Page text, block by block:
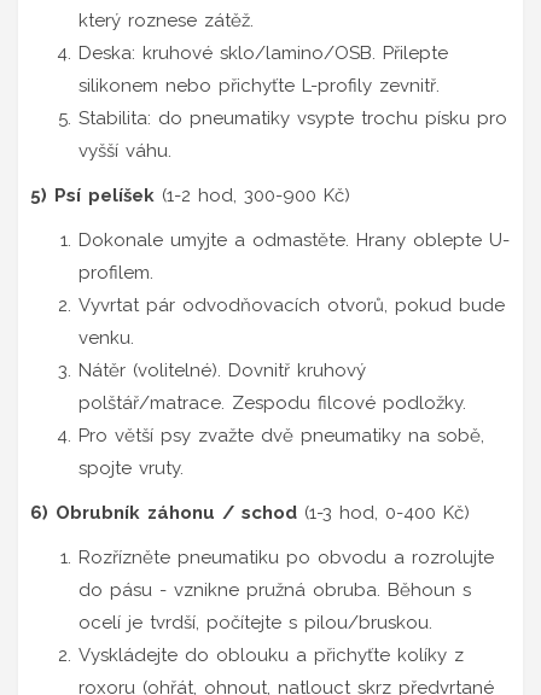
který roznese zátěž.
Deska: kruhové sklo/lamino/OSB. Přilepte
silikonem nebo přichyťte L-profily zevnitř.
Stabilita: do pneumatiky vsypte trochu písku pro
vyšší váhu.
5) Psí pelíšek (1-2 hod, 300-900 Kč)
Dokonale umyjte a odmastěte. Hrany oblepte U-
profilem.
Vyvrtat pár odvodňovacích otvorů, pokud bude
venku.
Nátěr (volitelné). Dovnitř kruhový
polštář/matrace. Zespodu filcové podložky.
Pro větší psy zvažte dvě pneumatiky na sobě,
spojte vruty.
6) Obrubník záhonu / schod (1-3 hod, 0-400 Kč)
Rozřízněte pneumatiku po obvodu a rozrolujte
do pásu - vznikne pružná obruba. Běhoun s
ocelí je tvrdší, počítejte s pilou/bruskou.
Vyskládejte do oblouku a přichyťte kolíky z
roxoru (ohřát, ohnout, natlouct skrz předvrtané